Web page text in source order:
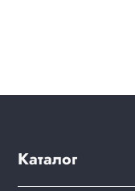
Каталог